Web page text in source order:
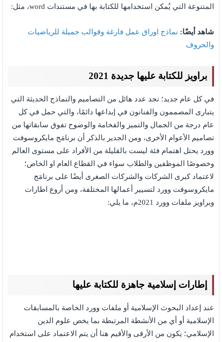
المتنوعة التي يُمكن استخدامها للكتابة بها في مستندات word، مثل:
شاهد أيضًا: نماذج اوراق عمل فارغة وقوالب جميلة للرياضيات
والحروف
براويز للكتابة عليها جديدة 2021
في كل عام جديد؛ نجد عدد هائل من التصاميم والنماذج الحديثة التي
يتبارى المصممون والفنانون في إبداعها دائمًا، والتي حمل في كل
عام درجة من الجمال والتميز والفخامة والوضوح تفوق سابقاتها من
تصاميم الأعوام الأخرى، ومن الجدير بالذكر أن برنامَج مايكروسوفت
وورد يحتل اهتمام فئة ليست بالقليلة من الأفراد على مستوى العالم
وخصوصًا الموظفين والطلاب سواء في القطاع العام او الخاص؛
لاعتماد كبرى الشركات والشركات الصغرى أيضًا على برنامَج
مايكروسوفت وورد لتسيير أعمالها المختلفة، ومن أروع اطارات
وبراويز ملفات وورد 2021م، ما يلي:
إطارات إسلامية جاهزة للكتابة عليها
عند إعداد البحوث الإسلامية أو ملفات وورد الخاصة بالمسابقات
الإسلامية أو أي من الأنشطة المرتبطة بما يخص علوم الدين
الإسلامي؛ يكون من الأرقى والأقيم هنا أن يتم الاعتماد على استخدام